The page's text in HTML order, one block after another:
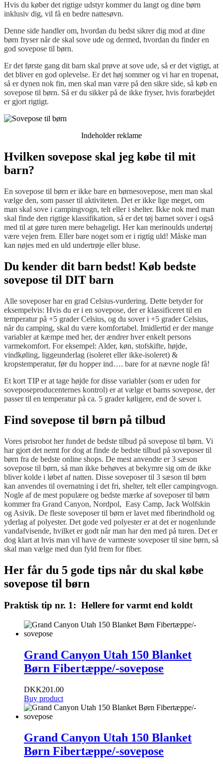
Hvis du køber det rigtige udstyr kommer du langt og dine børn
inklusiv dig, vil få en bedre nattesøvn.
Denne side handler om, hvordan du bedst sikrer dig mod at dine
børn fryser når de skal sove ude og dermed, hvordan du finder en
god sovepose til børn.
Er det første gang dit barn skal prøve at sove ude, så er det vigtigt, at
det bliver en god oplevelse. Er det høj sommer og vi har en tropenat,
så er dynen nok fin, men skal man være på den sikre side, så køb en
sovepose til børn. Så er du sikker på de ikke fryser, hvis forarbejdet
er gjort rigtigt.
Indeholder reklame
Hvilken sovepose skal jeg købe til mit
barn?
En sovepose til børn er ikke bare en børnesovepose, men man skal
vælge den, som passer til aktiviteten. Det er ikke lige meget, om
man skal sove i campingvogn, telt eller i shelter. Ikke nok med man
skal finde den rigtige klassifikation, så er det tøj barnet sover i også
med til at gøre turen mere behageligt. Her kan merinoulds undertøj
være vejen frem. Eller bare noget som er i rigtig uld! Måske man
kan nøjes med en uld undertrøje eller bluse.
Du kender dit barn bedst! Køb bedste
sovepose til DIT barn
Alle soveposer har en grad Celsius-vurdering. Dette betyder for
eksempelvis: Hvis du er i en sovepose, der er klassificeret til en
temperatur på +5 grader Celsius, og du sover i +5 grader Celsius,
når du camping, skal du være komfortabel. Imidlertid er der mange
variabler at kæmpe med her, der ændrer hver enkelt persons
varmekomfort. For eksempel: Alder, køn, stofskifte, højde,
vindkøling, liggeunderlag (isoleret eller ikke-isoleret) &
kropstemperatur, før du hopper ind…. bare for at nævne nogle få!
Et kort TIP er at tage højde for disse variabler (som er uden for
soveposeproducenternes kontrol) er at vælge et barns sovepose, der
passer til en temperatur på ca. 5 grader køligere, end de sover i.
Find sovepose til børn på tilbud
Vores prisrobot her fundet de bedste tilbud på sovepose til børn. Vi
har gjort det nemt for dog at finde de bedste tilbud på soveposer til
børn fra de bedste online shops. De mest anvendte er 3 sæson
sovepose til børn, så man ikke behøves at bekymre sig om de ikke
bliver kolde i løbet af natten. Disse soveposer til 3 sæson til børn
kan anvendes til overnatning i det fri, shelter, telt eller campingvogn.
Nogle af de mest populære og bedste mærke af soveposer til børn
kommer fra Grand Canyon, Nordpol, Easy Camp, Jack Wolfskin
og Asivik. De fleste soveposer til børn er lavet med fiberindhold og
yderlag af polyester. Det gode ved polyester er at det er nogenlunde
vandafvisende, hvilket er godt når man har den med på turen. Det er
dog klart at hvis man vil have de varmeste soveposer til sine børn, så
skal man vælge med dun fyld frem for fiber.
Her får du 5 gode tips når du skal købe
sovepose til børn
Praktisk tip nr. 1: Hellere for varmt end koldt
Grand Canyon Utah 150 Blanket
Børn Fibertæppe/-sovepose
DKK201.00
Buy product
Grand Canyon Utah 150 Blanket
Børn Fibertæppe/-sovepose